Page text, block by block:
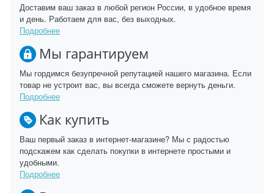
Доставим ваш заказ в любой регион России, в удобное время
и день. Работаем для вас, без выходных.
Подробнее
Мы гарантируем
Мы гордимся безупречной репутацией нашего магазина. Если
товар не устроит вас, вы всегда сможете вернуть деньги.
Подробнее
Как купить
Ваш первый заказ в интернет-магазине? Мы с радостью
подскажем как сделать покупки в интернете простыми и
удобными.
Подробнее